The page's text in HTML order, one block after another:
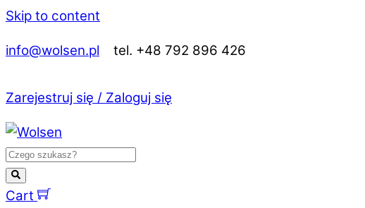
Skip to content
info@wolsen.pl tel. +48 792 896 426
Zarejestruj się / Zaloguj się
Cart